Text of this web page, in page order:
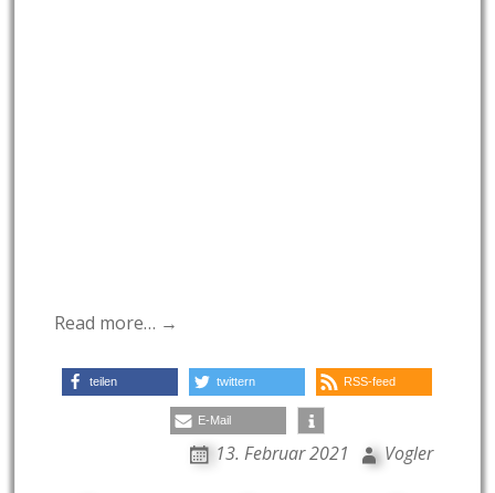
Read more… →
teilen twittern RSS-feed
E-Mail
13. Februar 2021 Vogler